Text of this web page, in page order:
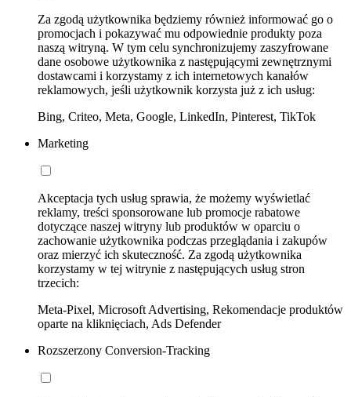
Za zgodą użytkownika będziemy również informować go o
promocjach i pokazywać mu odpowiednie produkty poza
naszą witryną. W tym celu synchronizujemy zaszyfrowane
dane osobowe użytkownika z następującymi zewnętrznymi
dostawcami i korzystamy z ich internetowych kanałów
reklamowych, jeśli użytkownik korzysta już z ich usług:
Bing, Criteo, Meta, Google, LinkedIn, Pinterest, TikTok
Marketing
Akceptacja tych usług sprawia, że możemy wyświetlać
reklamy, treści sponsorowane lub promocje rabatowe
dotyczące naszej witryny lub produktów w oparciu o
zachowanie użytkownika podczas przeglądania i zakupów
oraz mierzyć ich skuteczność. Za zgodą użytkownika
korzystamy w tej witrynie z następujących usług stron
trzecich:
Meta-Pixel, Microsoft Advertising, Rekomendacje produktów
oparte na kliknięciach, Ads Defender
Rozszerzony Conversion-Tracking